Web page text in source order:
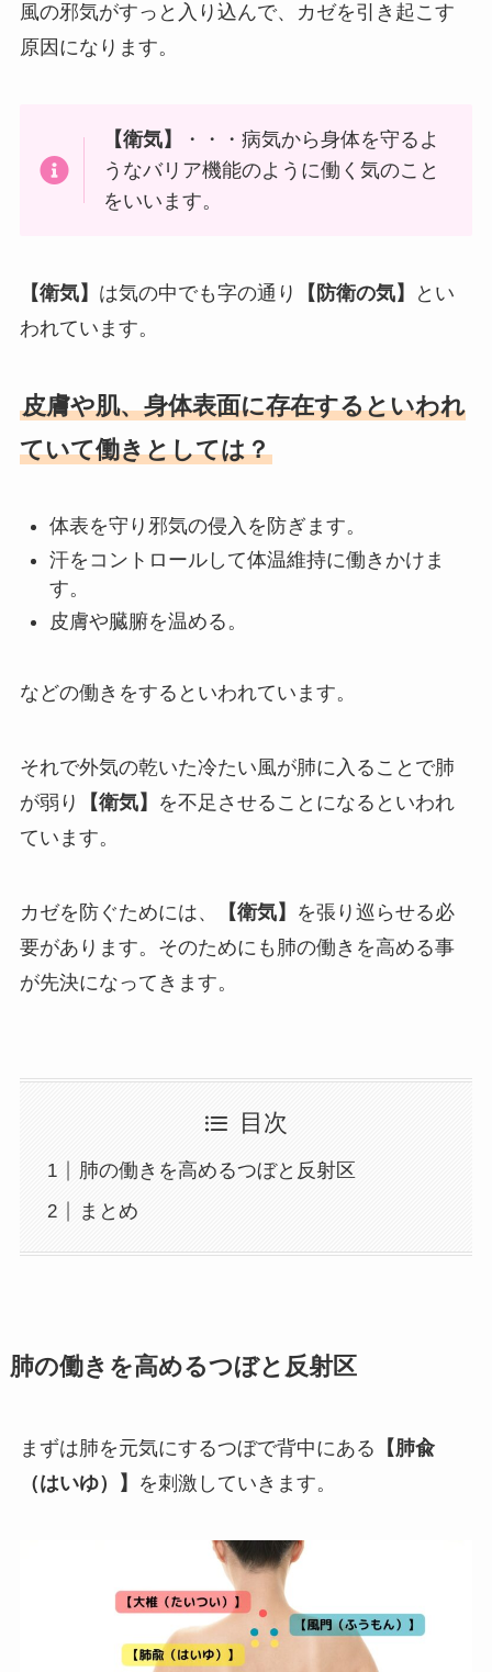
風の邪気がすっと入り込んで、カゼを引き起こす
原因になります。
【衛気】
・・・病気から身体を守るよ
うなバリア機能のように働く気のこと
をいいます。
【衛気】 は気の中でも字の通り 【防衛の気】
とい
われています。
皮膚や肌、身体表面に存在するといわれ
ていて働きとしては？
体表を守り邪気の侵入を防ぎます。
汗をコントロールして体温維持に働きかけま
す。
皮膚や臓腑を温める。
などの働きをするといわれています。
それで外気の乾いた冷たい風が肺に入ることで肺
が弱り
【衛気】
を不足させることになるといわれ
ています。
カゼを防ぐためには、 【衛気】
を張り巡らせる必
要があります。そのためにも肺の働きを高める事
が先決になってきます。
目次
肺の働きを高めるつぼと反射区
まとめ
肺の働きを高めるつぼと反射区
まずは肺を元気にするつぼで背中にある 【肺兪
（はいゆ）】
を刺激していきます。